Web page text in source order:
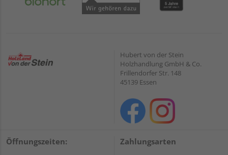
Hubert von der Stein
Holzhandlung GmbH & Co.
Frillendorfer Str. 148
45139 Essen
Öffnungszeiten: Zahlungsarten